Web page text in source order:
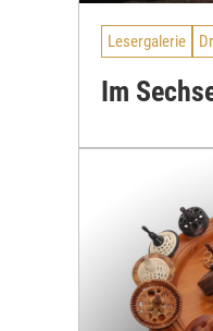
Lesergalerie
Im